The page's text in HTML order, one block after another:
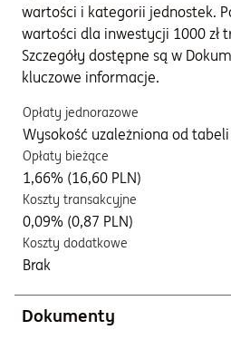
wartości i kategorii jednostek.
wartości dla inwestycji 1000 zł
Szczegóły dostępne są w
kluczowe informacje.
Opłaty jednorazowe
Wysokość uzależniona od
Opłaty bieżące
1,66% (16,60 PLN)
Koszty transakcyjne
0,09% (0,87 PLN)
Koszty dodatkowe
Brak
Dokumenty